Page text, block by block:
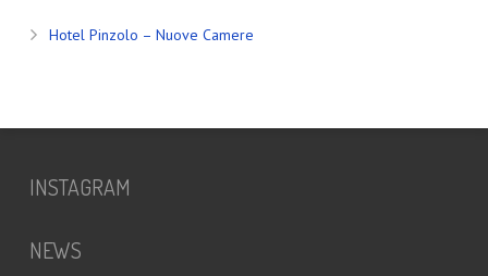
Hotel Pinzolo – Nuove Camere
INSTAGRAM
NEWS